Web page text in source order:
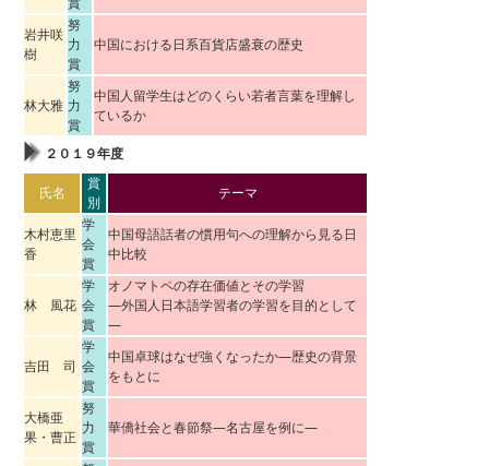
岩井咲
樹
努
力
賞
中国における日系百貨店盛衰の歴史
林大雅
努
力
賞
中国人留学生はどのくらい若者言葉を理解し
ているか
２０１９年度
氏名
賞
別
テーマ
木村恵里
香
学
会
賞
中国母語話者の慣用句への理解から見る日
中比較
林 風花
学
会
賞
オノマトペの存在価値とその学習
―外国人日本語学習者の学習を目的として
―
吉田 司
学
会
賞
中国卓球はなぜ強くなったか―歴史の背景
をもとに
大橋亜
果・曹正
努
力
賞
華僑社会と春節祭―名古屋を例に―